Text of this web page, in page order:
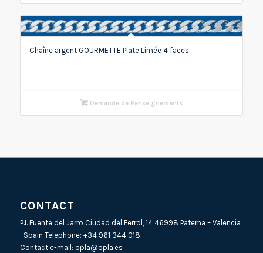
Chaîne argent GOURMETTE Plate Limée 4 faces
Demande de Renseignements
CONTACT
P.I. Fuente del Jarro Ciudad del Ferrol, 14 46998 Paterna – Valencia
–Spain Telephone: +34 961 344 018
Contact e-mail: opla@opla.es